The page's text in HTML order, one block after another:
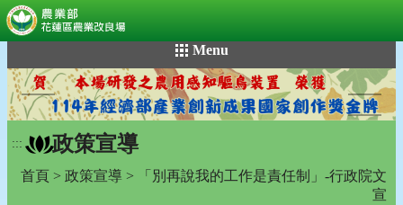
到
主
要
內
容
Menu
::: 政策宣導
首頁 > 政策宣導 > 「別再說我的工作是責任制」-行政院文
宣